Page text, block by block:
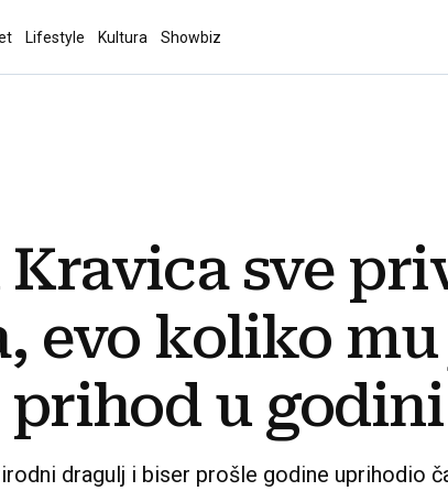
Lifestyle Kultura Showbiz
Kravica sve
evo koliko mu
u
dragulj i biser prošle godine uprihodio